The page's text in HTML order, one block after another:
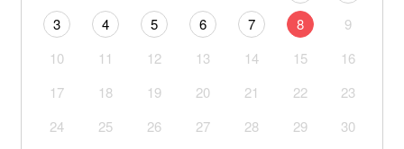
3
4 5 6 7 8
9
10
11 12 13 14 15
16
17
18 19 20 21 22
23
24
25 26 27 28 29
30